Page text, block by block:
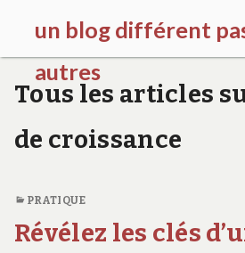
un blog différent
autres
f
c
i
l
d
r
Tous les articles
de croissance
PRATIQUE
Révélez les clés